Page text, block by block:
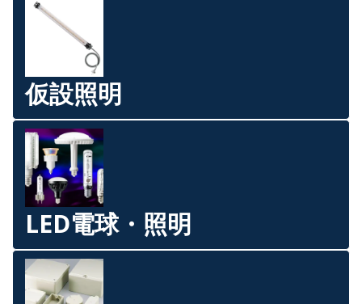
仮設照明
LED電球・照明